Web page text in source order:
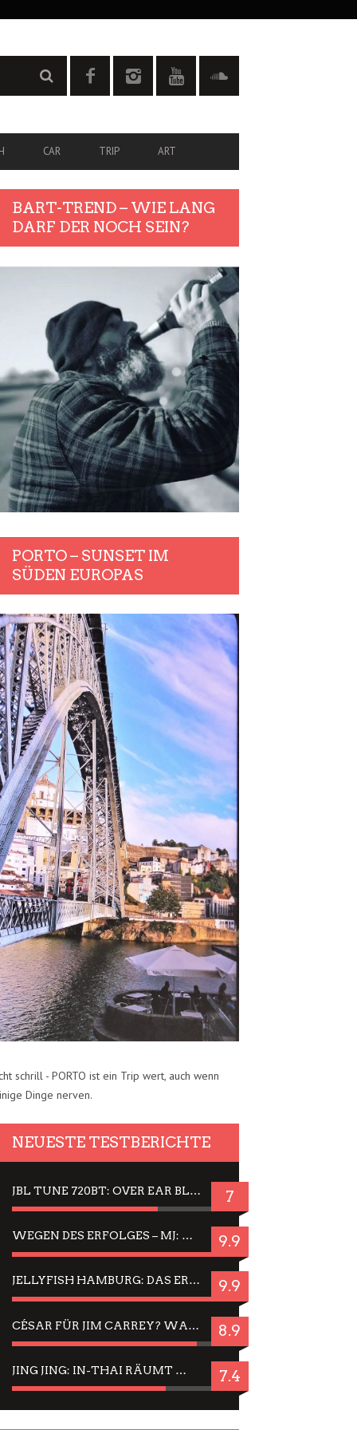
CAR TRIP ART
BART-TREND – WIE LANG
DARF DER NOCH SEIN?
PORTO – SUNSET IM
SÜDEN EUROPAS
schrill - PORTO ist ein Trip wert, auch wenn
Dinge nerven.
NEUESTE TESTBERICHTE
JBL TUNE 720BT: OVER EAR BLUETOOTH KOPFHÖRER UM DIE 50,-€ IM DAUER-TEST 7
WEGEN DES ERFOLGES – MJ: MICHAEL JACKSON MUSICAL IN EINER MATINEE SEHEN 9.9
JELLYFISH HAMBURG: DAS ERFOLGREICHE SOMMER-MENÜ 2025 IN GEFÜHLEN UND BILDERN 9.9
CÉSAR FÜR JIM CARREY? WARUM DAS EINER DER NERVIGSTEN ACTORS IST UND BLEIBT 8.9
JING JING: IN-THAI RÄUMT WIEDER TITEL AB – EIN ZWEI-STUNDEN-ERLEBNISBERICHT 7.4